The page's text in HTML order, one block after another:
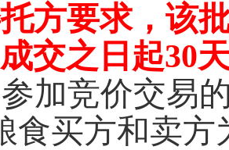
方要求，该
交之日起30
加竞价交易
食买方和卖